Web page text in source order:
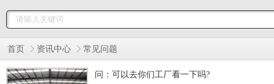
首页 资讯中心 常见问题
问：可以去你们工厂看一下吗?